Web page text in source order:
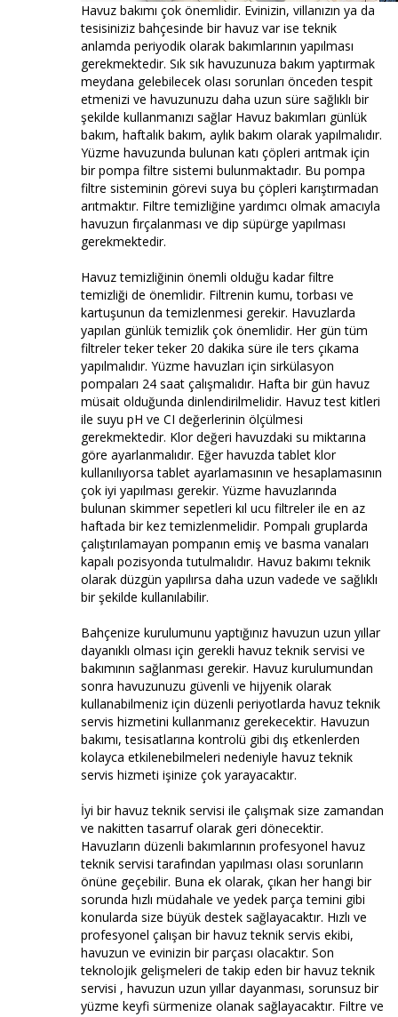
Havuz bakımı çok önemlidir. Evinizin, villanızın ya da
tesisiniziz bahçesinde bir havuz var ise teknik
anlamda periyodik olarak bakımlarının yapılması
gerekmektedir. Sık sık havuzunuza bakım yaptırmak
meydana gelebilecek olası sorunları önceden tespit
etmenizi ve havuzunuzu daha uzun süre sağlıklı bir
şekilde kullanmanızı sağlar Havuz bakımları günlük
bakım, haftalık bakım, aylık bakım olarak yapılmalıdır.
Yüzme havuzunda bulunan katı çöpleri arıtmak için
bir pompa filtre sistemi bulunmaktadır. Bu pompa
filtre sisteminin görevi suya bu çöpleri karıştırmadan
arıtmaktır. Filtre temizliğine yardımcı olmak amacıyla
havuzun fırçalanması ve dip süpürge yapılması
gerekmektedir.
Havuz temizliğinin önemli olduğu kadar filtre
temizliği de önemlidir. Filtrenin kumu, torbası ve
kartuşunun da temizlenmesi gerekir. Havuzlarda
yapılan günlük temizlik çok önemlidir. Her gün tüm
filtreler teker teker 20 dakika süre ile ters çıkama
yapılmalıdır. Yüzme havuzları için sirkülasyon
pompaları 24 saat çalışmalıdır. Hafta bir gün havuz
müsait olduğunda dinlendirilmelidir. Havuz test kitleri
ile suyu pH ve CI değerlerinin ölçülmesi
gerekmektedir. Klor değeri havuzdaki su miktarına
göre ayarlanmalıdır. Eğer havuzda tablet klor
kullanılıyorsa tablet ayarlamasının ve hesaplamasının
çok iyi yapılması gerekir. Yüzme havuzlarında
bulunan skimmer sepetleri kıl ucu filtreler ile en az
haftada bir kez temizlenmelidir. Pompalı gruplarda
çalıştırılamayan pompanın emiş ve basma vanaları
kapalı pozisyonda tutulmalıdır. Havuz bakımı teknik
olarak düzgün yapılırsa daha uzun vadede ve sağlıklı
bir şekilde kullanılabilir.
Bahçenize kurulumunu yaptığınız havuzun uzun yıllar
dayanıklı olması için gerekli havuz teknik servisi ve
bakımının sağlanması gerekir. Havuz kurulumundan
sonra havuzunuzu güvenli ve hijyenik olarak
kullanabilmeniz için düzenli periyotlarda havuz teknik
servis hizmetini kullanmanız gerekecektir. Havuzun
bakımı, tesisatlarına kontrolü gibi dış etkenlerden
kolayca etkilenebilmeleri nedeniyle havuz teknik
servis hizmeti işinize çok yarayacaktır.
İyi bir havuz teknik servisi ile çalışmak size zamandan
ve nakitten tasarruf olarak geri dönecektir.
Havuzların düzenli bakımlarının profesyonel havuz
teknik servisi tarafından yapılması olası sorunların
önüne geçebilir. Buna ek olarak, çıkan her hangi bir
sorunda hızlı müdahale ve yedek parça temini gibi
konularda size büyük destek sağlayacaktır. Hızlı ve
profesyonel çalışan bir havuz teknik servis ekibi,
havuzun ve evinizin bir parçası olacaktır. Son
teknolojik gelişmeleri de takip eden bir havuz teknik
servisi , havuzun uzun yıllar dayanması, sorunsuz bir
yüzme keyfi sürmenize olanak sağlayacaktır. Filtre ve